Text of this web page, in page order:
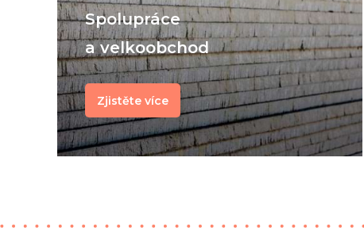
Spolupráce
a velkoobchod
Zjistěte více